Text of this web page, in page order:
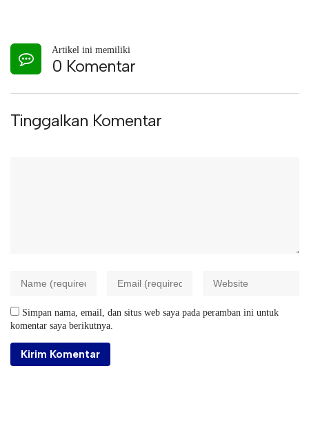
Artikel ini memiliki
0 Komentar
Tinggalkan Komentar
Simpan nama, email, dan situs web saya pada peramban ini untuk
komentar saya berikutnya.